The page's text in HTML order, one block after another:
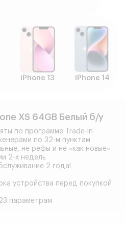
iPhone 13 iPhone 14
XS 64GB Белый б/у
по программе Trade-in
по 32-м пунктам
не рефы и не «как новые»
2-х недель
2 года!
устройства перед покупкой
параметрам